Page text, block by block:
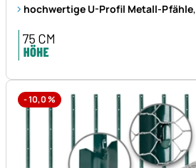
hochwertige U-Profil Metall-Pfähle,
-10,0%